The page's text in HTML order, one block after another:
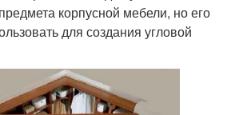
корпусной мебели, но его
для создания угловой